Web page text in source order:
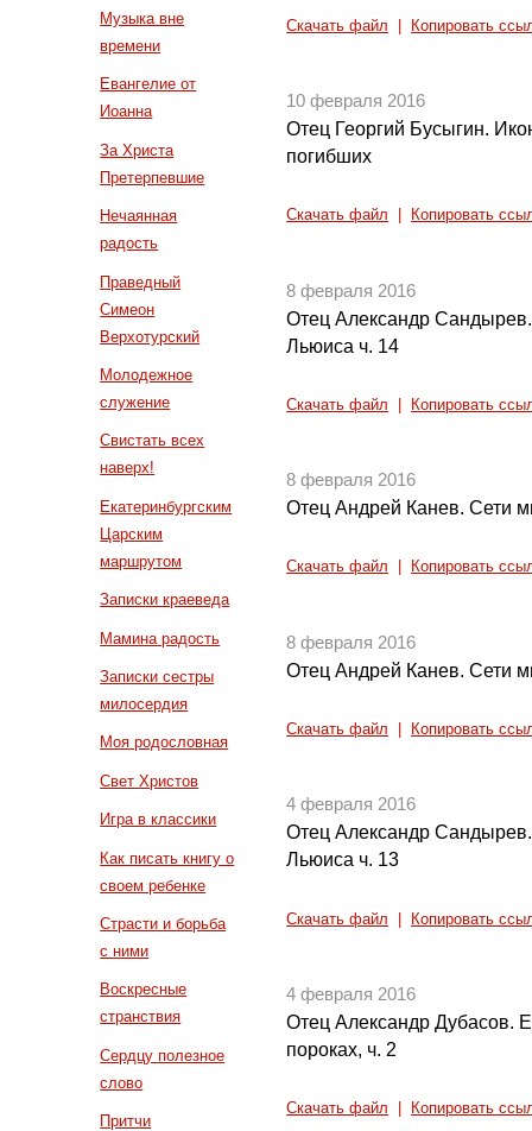
Музыка вне
времени
Евангелие от
Иоанна
За Христа
Претерпевшие
Нечаянная
радость
Праведный
Симеон
Верхотурский
Молодежное
служение
Свистать всех
наверх!
Екатеринбургским
Царским
маршрутом
Записки краеведа
Мамина радость
Записки сестры
милосердия
Моя родословная
Свет Христов
Игра в классики
Как писать книгу о
своем ребенке
Страсти и борьба
с ними
Воскресные
странствия
Сердцу полезное
слово
Притчи
Скачать файл Копировать
10 февраля 2016
Отец Георгий Бусыгин.
погибших
Скачать файл Копировать
8 февраля 2016
Отец Александр
Льюиса ч. 14
Скачать файл Копировать
8 февраля 2016
Отец Андрей Канев. Сети
Скачать файл Копировать
8 февраля 2016
Отец Андрей Канев. Сети
Скачать файл Копировать
4 февраля 2016
Отец Александр
Льюиса ч. 13
Скачать файл Копировать
4 февраля 2016
Отец Александр Дубасов.
пороках, ч. 2
Скачать файл Копировать